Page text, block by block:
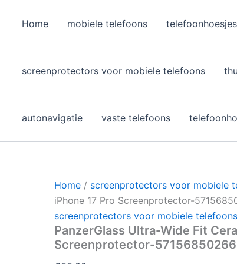
Home mobiele telefoons telefoonhoesjes
screenprotectors voor mobiele telefoons
autonavigatie vaste telefoons
Home / screenprotectors voor mobiele
iPhone 17 Pro Screenprotector-
screenprotectors voor mobiele telefoons
PanzerGlass Ultra-Wide Fit
Screenprotector-